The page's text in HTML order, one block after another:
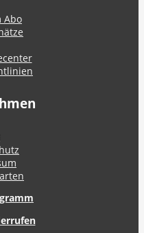
Abo